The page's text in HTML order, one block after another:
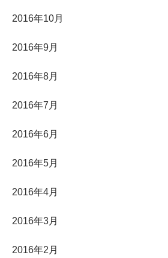
2016年10月
2016年9月
2016年8月
2016年7月
2016年6月
2016年5月
2016年4月
2016年3月
2016年2月